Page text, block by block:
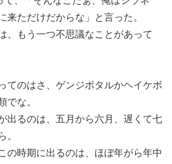
来ただけだからな」と言った。
、もう一つ不思議なことがあって
てのはさ、ゲンジボタルかヘイケボ
でな。
出るのは、五月から六月、遅くて七
。
の時期に出るのは、ほぼ年がら年中